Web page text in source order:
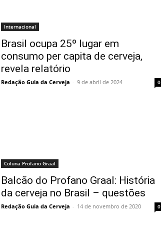
Internacional
Brasil ocupa 25º lugar em
consumo per capita de cerveja,
revela relatório
Redação Guia da Cerveja - 9 de abril de 2024 0
Coluna Profano Graal
Balcão do Profano Graal: História
da cerveja no Brasil – questões
Redação Guia da Cerveja - 14 de novembro de 2020 0